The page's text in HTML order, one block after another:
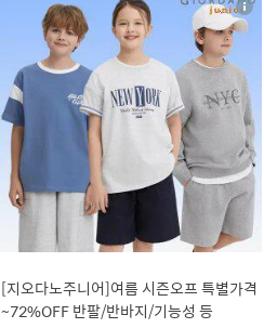
[지오다노주니어]여름 시즌오프 특별가격
~72%OFF 반팔/반바지/기능성 등
상
세